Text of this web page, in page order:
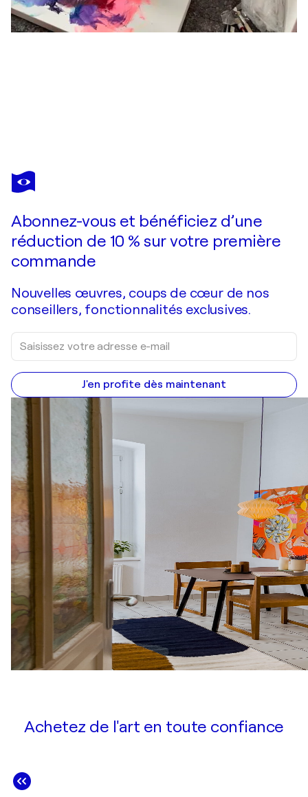
SEBASTIAN MERK
No Way Out
Abonnez-vous et bénéficiez d’une
réduction de 10 % sur votre première
commande
Nouvelles œuvres, coups de cœur de nos
conseillers, fonctionnalités exclusives.
J'en profite dès maintenant
Achetez de l'art en toute confiance